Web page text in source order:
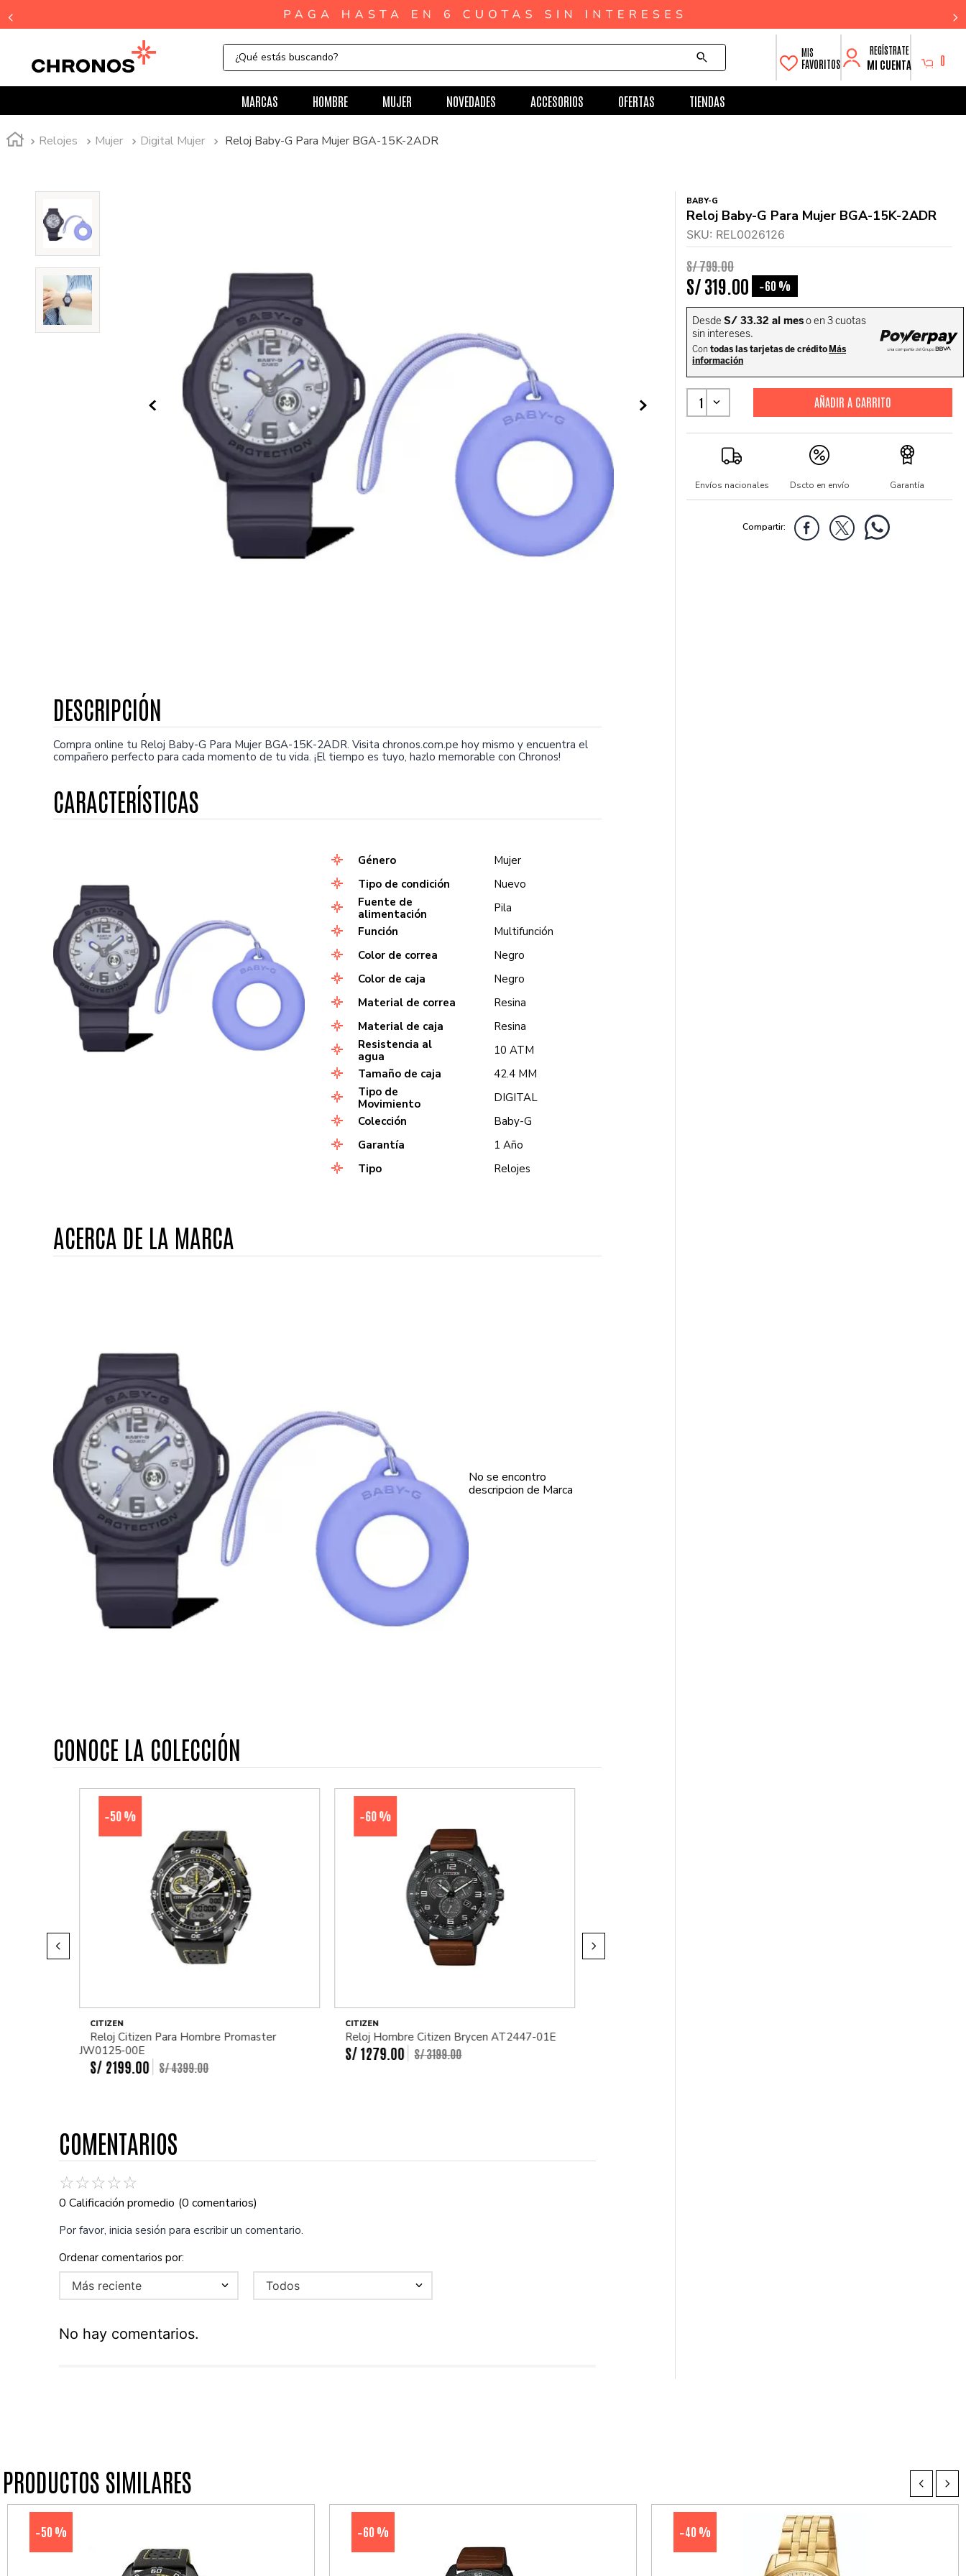
¿Qué estás buscando?
FAVORITOS MI CUENTA 0
MARCAS HOMBRE MUJER NOVEDADES ACCESORIOS OFERTAS TIENDAS
Relojes Mujer Digital Mujer Reloj Baby-G Para Mujer BGA-15K-2ADR
Compra online tu Reloj Baby-G Para Mujer BGA-15K-2ADR. Visita chronos.com.pe hoy mismo y encuentra el
compañero perfecto para cada momento de tu vida. ¡El tiempo es tuyo, hazlo memorable con Chronos!
Género
Mujer
Tipo de condición
Nuevo
Fuente de
alimentación
Pila
Función
Multifunción
Color de correa
Negro
Color de caja
Negro
Material de correa
Resina
Material de caja
Resina
Resistencia al
agua
10 ATM
Tamaño de caja
42.4 MM
Tipo de
Movimiento
DIGITAL
Colección
Baby-G
Garantía
1 Año
Tipo
Relojes
ACERCA DE LA MARCA
No se encontro
descripcion de Marca
CONOCE LA COLECCIÓN
-50 %
CITIZEN
Reloj Citizen Para Hombre Promaster
JW0125-00E
S/ 2199.00 S/4399.00
-60 %
CITIZEN
Reloj Hombre Citizen Brycen AT2447-01E
S/1279.00 S/3199.00
COMENTARIOS
☆☆☆☆☆
0 Calificación promedio (0 comentarios)
Por favor, inicia sesión para escribir un comentario.
Más reciente Todos
No hay comentarios.
BABY-G
Reloj Baby-G Para Mujer BGA-15K-2ADR
SKU: REL0026126
S/799.00
S/319 00 -60 %
1
Envíos nacionales Dscto en envío Garantía
PRODUCTOS SIMILARES
-50 % -60 % -40 %